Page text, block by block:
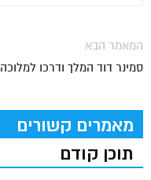
המאמר הבא
סמינר דוד המלך ודרכו למלוכה
מאמרים קשורים
תוכן קודם